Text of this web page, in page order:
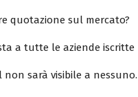
quotazione sul mercato?
a tutte le aziende
sarà visibile a